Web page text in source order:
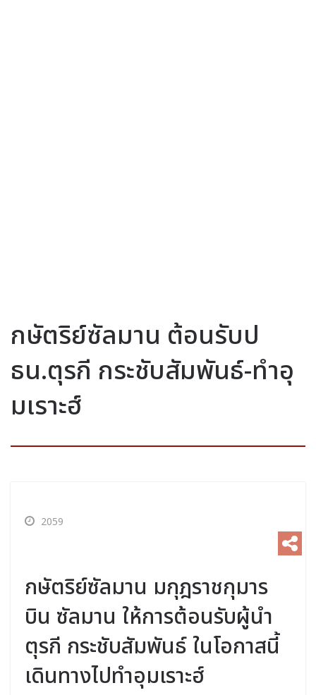
กษัตริย์ซัลมาน ต้อนรับป
ธน.ตุรกี กระชับสัมพันธ์-ทำอุ
มเราะฮ์
2059
กษัตริย์ซัลมาน มกุฎราชกุมาร
บิน ซัลมาน ให้การต้อนรับผู้นำ
ตุรกี กระชับสัมพันธ์ ในโอกาสนี้
เดินทางไปทำอุมเราะฮ์